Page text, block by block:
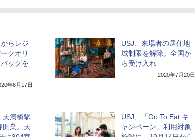
らレジ
クオリ
ッグを
年6月17日
USJ、来場者の居住地
域制限を解除。全国か
ら受け入れ
2020年7月20日
天満橋駅
開業。天
USJ、「Go To Eat キ
ャンペーン」利用対象